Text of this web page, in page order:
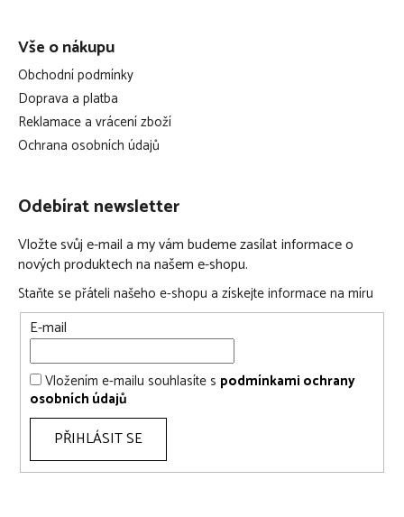
Vše o nákupu
Obchodní podmínky
Doprava a platba
Reklamace a vrácení zboží
Ochrana osobních údajů
Odebírat newsletter
Vložte svůj e-mail a my vám budeme zasílat informace o
nových produktech na našem e-shopu.
Staňte se přáteli našeho e-shopu a získejte informace na míru
E-mail
Vložením e-mailu souhlasíte s podmínkami ochrany
osobních údajů
PŘIHLÁSIT SE